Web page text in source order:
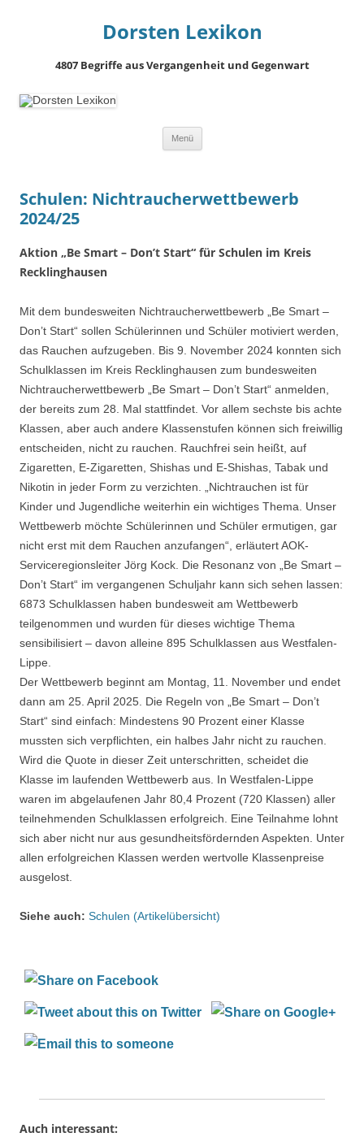
Dorsten Lexikon
4807 Begriffe aus Vergangenheit und Gegenwart
Menü
Schulen: Nichtraucherwettbewerb
2024/25
Aktion „Be Smart – Don’t Start“ für Schulen im Kreis
Recklinghausen
Mit dem bundesweiten Nichtraucherwettbewerb „Be Smart –
Don’t Start“ sollen Schülerinnen und Schüler motiviert werden,
das Rauchen aufzugeben. Bis 9. November 2024 konnten sich
Schulklassen im Kreis Recklinghausen zum bundesweiten
Nichtraucherwettbewerb „Be Smart – Don’t Start“ anmelden,
der bereits zum 28. Mal stattfindet. Vor allem sechste bis achte
Klassen, aber auch andere Klassenstufen können sich freiwillig
entscheiden, nicht zu rauchen. Rauchfrei sein heißt, auf
Zigaretten, E-Zigaretten, Shishas und E-Shishas, Tabak und
Nikotin in jeder Form zu verzichten. „Nichtrauchen ist für
Kinder und Jugendliche weiterhin ein wichtiges Thema. Unser
Wettbewerb möchte Schülerinnen und Schüler ermutigen, gar
nicht erst mit dem Rauchen anzufangen“, erläutert AOK-
Serviceregionsleiter Jörg Kock. Die Resonanz von „Be Smart –
Don’t Start“ im vergangenen Schuljahr kann sich sehen lassen:
6873 Schulklassen haben bundesweit am Wettbewerb
teilgenommen und wurden für dieses wichtige Thema
sensibilisiert – davon alleine 895 Schulklassen aus Westfalen-
Lippe.
Der Wettbewerb beginnt am Montag, 11. November und endet
dann am 25. April 2025. Die Regeln von „Be Smart – Don’t
Start“ sind einfach: Mindestens 90 Prozent einer Klasse
mussten sich verpflichten, ein halbes Jahr nicht zu rauchen.
Wird die Quote in dieser Zeit unterschritten, scheidet die
Klasse im laufenden Wettbewerb aus. In Westfalen-Lippe
waren im abgelaufenen Jahr 80,4 Prozent (720 Klassen) aller
teilnehmenden Schulklassen erfolgreich. Eine Teilnahme lohnt
sich aber nicht nur aus gesundheitsfördernden Aspekten. Unter
allen erfolgreichen Klassen werden wertvolle Klassenpreise
ausgelost.
Siehe auch: Schulen (Artikelübersicht)
Auch interessant: